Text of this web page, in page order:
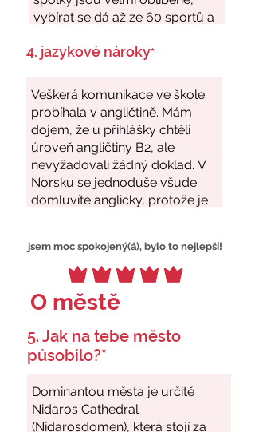
4. jazykové nároky*
jsem moc spokojený(á), bylo to nejlepší!
O městě
5. Jak na tebe město
působilo?*